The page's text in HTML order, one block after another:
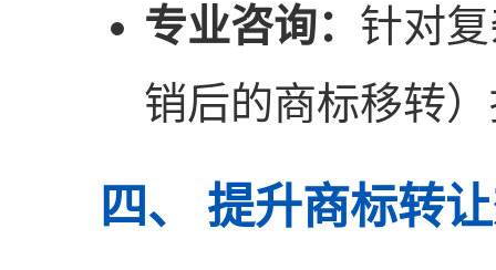
专业咨询： 针对
销后的商标移转
四、 提升商标转